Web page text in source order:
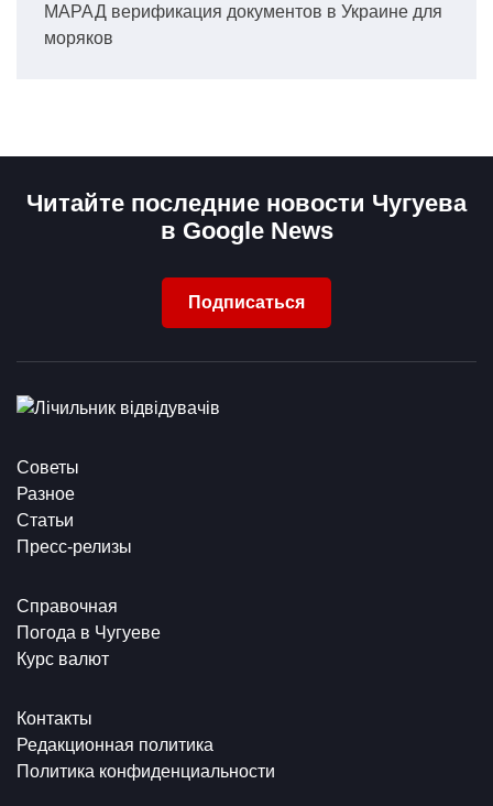
МАРАД верификация документов в Украине для
моряков
Читайте последние новости Чугуева
в Google News
Подписаться
Советы
Разное
Статьи
Пресс-релизы
Справочная
Погода в Чугуеве
Курс валют
Контакты
Редакционная политика
Политика конфиденциальности